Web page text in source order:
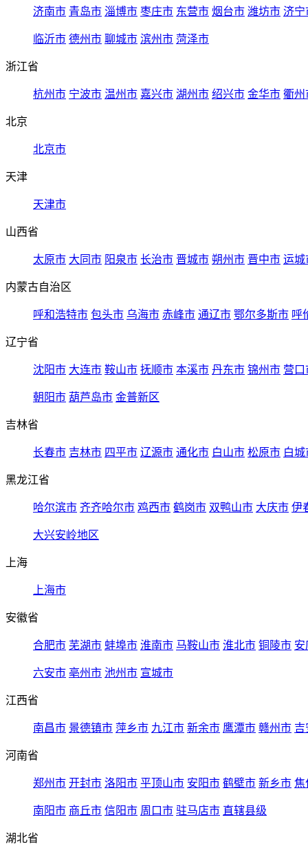
济南市 青岛市 淄博市 枣庄市 东营市 烟台市 潍坊市 济宁
临沂市 德州市 聊城市 滨州市 菏泽市
浙江省
杭州市 宁波市 温州市 嘉兴市 湖州市 绍兴市 金华市 衢州
北京
北京市
天津
天津市
山西省
太原市 大同市 阳泉市 长治市 晋城市 朔州市 晋中市 运城
内蒙古自治区
呼和浩特市 包头市 乌海市 赤峰市 通辽市 鄂尔多斯市 呼
辽宁省
沈阳市 大连市 鞍山市 抚顺市 本溪市 丹东市 锦州市 营口
朝阳市 葫芦岛市 金普新区
吉林省
长春市 吉林市 四平市 辽源市 通化市 白山市 松原市 白城
黑龙江省
哈尔滨市 齐齐哈尔市 鸡西市 鹤岗市 双鸭山市 大庆市 伊
大兴安岭地区
上海
上海市
安徽省
合肥市 芜湖市 蚌埠市 淮南市 马鞍山市 淮北市 铜陵市 安
六安市 亳州市 池州市 宣城市
江西省
南昌市 景德镇市 萍乡市 九江市 新余市 鹰潭市 赣州市 吉
河南省
郑州市 开封市 洛阳市 平顶山市 安阳市 鹤壁市 新乡市 焦
南阳市 商丘市 信阳市 周口市 驻马店市 直辖县级
湖北省